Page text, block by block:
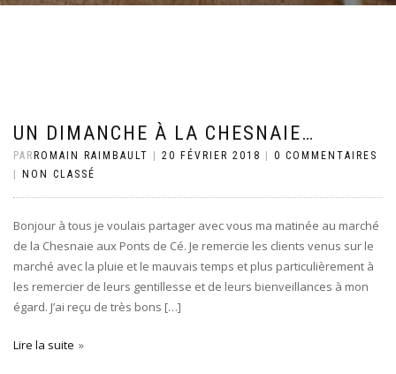
UN DIMANCHE À LA CHESNAIE…
PAR ROMAIN RAIMBAULT 20 FÉVRIER 2018
0 COMMENTAIRES
NON CLASSÉ
Bonjour à tous je voulais partager avec vous ma matinée au marché
de la Chesnaie aux Ponts de Cé. Je remercie les clients venus sur le
marché avec la pluie et le mauvais temps et plus particulièrement à
les remercier de leurs gentillesse et de leurs bienveillances à mon
égard. J’ai reçu de très bons […]
Lire la suite